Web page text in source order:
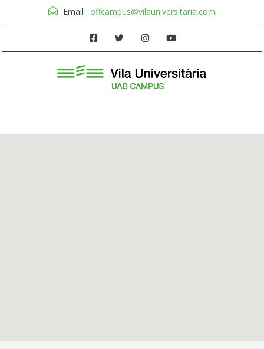
Email : offcampus@vilauniversitaria.com